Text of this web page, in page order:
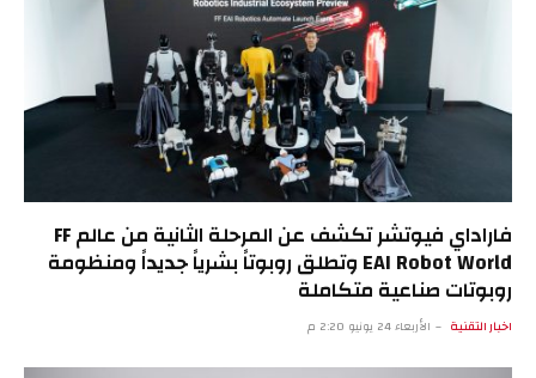
فاراداي فيوتشر تكشف عن المرحلة الثانية من عالم FF
EAI Robot World وتطلق روبوتاً بشرياً جديداً ومنظومة
روبوتات صناعية متكاملة
اخبار التقنية الأربعاء 24 يونيو 2:20 م